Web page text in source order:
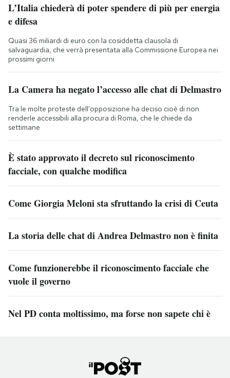
L’Italia chiederà di poter spendere di più per energia
e difesa
Quasi 36 miliardi di euro con la cosiddetta clausola di
salvaguardia, che verrà presentata alla Commissione Europea nei
prossimi giorni
La Camera ha negato l’accesso alle chat di Delmastro
Tra le molte proteste dell'opposizione ha deciso cioè di non
renderle accessibili alla procura di Roma, che le chiede da
settimane
È stato approvato il decreto sul riconoscimento
facciale, con qualche modifica
Come Giorgia Meloni sta sfruttando la crisi di Ceuta
La storia delle chat di Andrea Delmastro non è finita
Come funzionerebbe il riconoscimento facciale che
vuole il governo
Nel PD conta moltissimo, ma forse non sapete chi è